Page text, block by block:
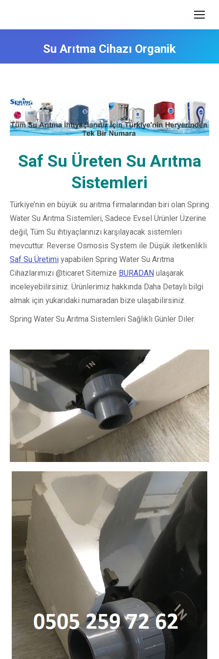
Su Arıtma Cihazı Organik
Saf Su Üreten Su Arıtma
Sistemleri
Türkiye’nin en büyük su arıtma firmalarından biri olan Spring
Water Su Arıtma Sistemleri, Sadece Evsel Ürünler Üzerine
değil, Tüm Su ihtiyaçlarınızı karşılayacak sistemleri
mevcuttur. Reverse Osmosis System ile Düşük iletkenlikli
Saf Su Üretimi yapabilen Spring Water Su Arıtma
Cihazlarımızı @ticaret Sitemize BURADAN ulaşarak
inceleyebilirsiniz. Ürünlerimiz hakkında Daha Detaylı bilgi
almak için yukarıdaki numaradan bize ulaşabilirsiniz.
Spring Water Su Arıtma Sistemleri Sağlıklı Günler Diler.